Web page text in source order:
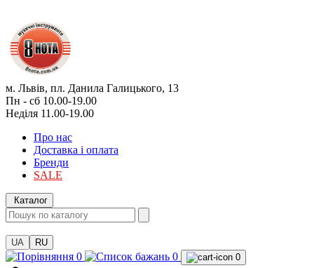
м. Львів, пл. Данила Галицького, 13
Пн - сб 10.00-19.00
Неділя 11.00-19.00
Про нас
Доставка і оплата
Бренди
SALE
Каталог
UA RU
0 0 0